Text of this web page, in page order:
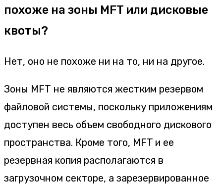
похоже на зоны MFT или дисковые
квоты?
Нет, оно не похоже ни на то, ни на другое.
Зоны MFT не являются жестким резервом
файловой системы, поскольку приложениям
доступен весь объем свободного дискового
пространства. Кроме того, MFT и ее
резервная копия располагаются в
загрузочном секторе, а зарезервированное